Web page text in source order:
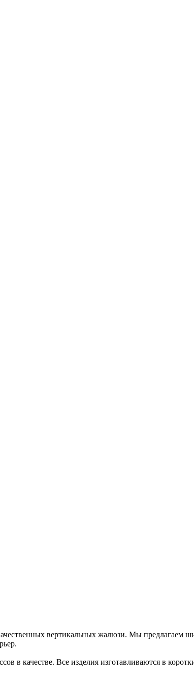
вертикальных жалюзи. Мы предлагаем
в качестве. Все изделия изготавливаются в